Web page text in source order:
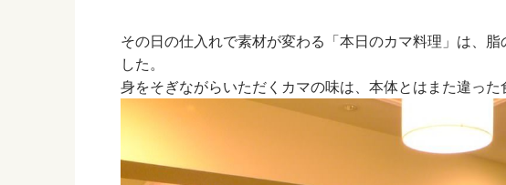
その日の仕入れで素材が変わる「本日のカマ料理」は、
した。
身をそぎながらいただくカマの味は、本体とはまた違った